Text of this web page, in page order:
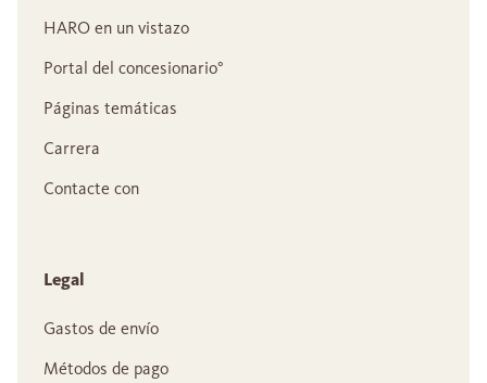
HARO en un vistazo
Portal del concesionario°
Páginas temáticas
Carrera
Contacte con
Legal
Gastos de envío
Métodos de pago